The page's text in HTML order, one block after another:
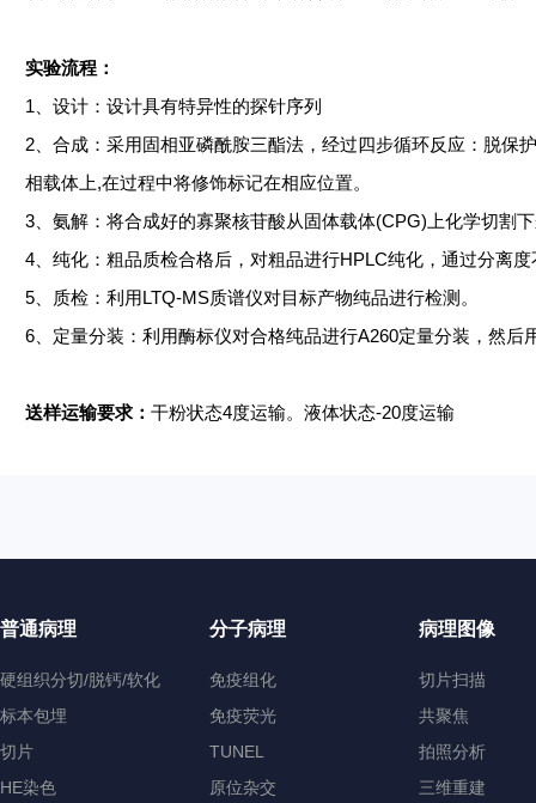
实验流程：
1
设计 ： 设计具有特异性的探针序列
2
合成 ： 采用固相亚磷酰胺三酯法，经过四步循环反应：脱保
相载体上,在过程中将修饰标记在相应位置。
3
氨解 ： 将合成好的寡聚核苷酸从固体载体(CPG)上化学切割
4
纯化 ： 粗品质检合格后，对粗品进行HPLC纯化，通过分离
5
质检 ： 利用LTQ-MS质谱仪对目标产物纯品进行检测。
6
定量分装 ： 利用酶标仪对合格纯品进行A260定量分装，然后
送样运输要求： 干粉状态4度运输。液体状态-20度运输
普通病理
硬组织分切/脱钙/软化
标本包埋
切片
HE染色
分子病理
免疫组化
免疫荧光
TUNEL
原位杂交
病理图像
切片扫描
共聚焦
拍照分析
三维重建